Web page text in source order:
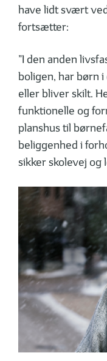
have lidt svært
fortsætter:
”I den anden
boligen, har børn
eller bliver skilt.
funktionelle og
planshus til
beliggenhed i
sikker skolevej og